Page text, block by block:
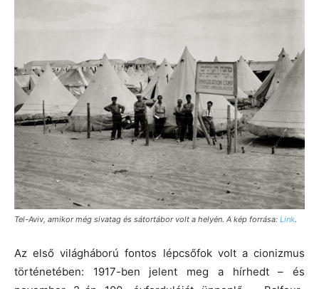
Tel-Aviv, amikor még sivatag és sátortábor volt a helyén. A kép forrása: Link.
Az első világháború fontos lépcsőfok volt a cionizmus
történetében: 1917-ben jelent meg a hírhedt – és